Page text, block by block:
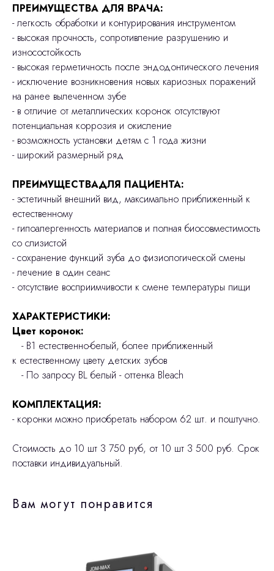
ПРЕИМУЩЕСТВА ДЛЯ ВРАЧА:
- легкость обработки и контурирования инструментом
- высокая прочность, сопротивление разрушению и
износостойкость
- высокая герметичность после эндодонтического лечения
- исключение возникновения новых кариозных поражений
на ранее вылеченном зубе
- в отличие от металлических коронок отсутствуют
потенциальная коррозия и окисление
- возможность установки детям с 1 года жизни
- широкий размерный ряд
ПРЕИМУЩЕСТВАДЛЯ ПАЦИЕНТА:
- эстетичный внешний вид, максимально приближенный к
естественному
- гипоалергенность материалов и полная биосовместимость
со слизистой
- сохранение функций зуба до физиологической смены
- лечение в один сеанс
- отсутствие восприимчивости к смене температуры пищи
ХАРАКТЕРИСТИКИ:
Цвет коронок:
- В1 естественно-белый, более приближенный
к естественному цвету детских зубов
- По запросу BL белый - оттенка Bleach
КОМПЛЕКТАЦИЯ:
- коронки можно приобретать набором 62 шт. и поштучно.
Стоимость до 10 шт 3 750 руб, от 10 шт 3 500 руб. Срок
поставки индивидуальный.
Вам могут понравится